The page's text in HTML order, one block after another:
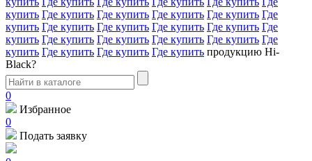
купить Где купить Где купить Где купить Где купить Где
купить Где купить Где купить Где купить Где купить Где
купить Где купить Где купить Где купить Где купить Где
купить Где купить Где купить Где купить продукцию Hi-
Black?
0
Избранное
0
Подать заявку